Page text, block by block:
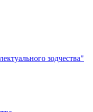
зодчества"